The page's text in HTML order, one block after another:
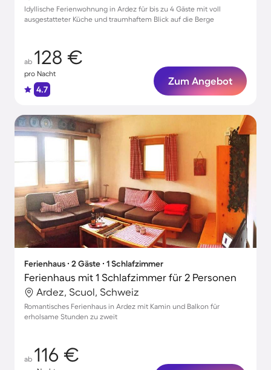
Idyllische Ferienwohnung in Ardez für bis zu 4 Gäste mit voll
ausgestatteter Küche und traumhaftem Blick auf die Berge
ab 128 €
pro Nacht
4.7
Zum Angebot
Ferienhaus ∙ 2 Gäste ∙ 1 Schlafzimmer
Ferienhaus mit 1 Schlafzimmer für 2 Personen
Ardez, Scuol, Schweiz
Romantisches Ferienhaus in Ardez mit Kamin und Balkon für
erholsame Stunden zu zweit
ab 116 €